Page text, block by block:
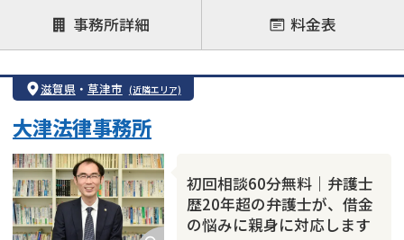
借金返済相談・交渉
自己破産
任意整理
個人再生
時効援用
会社破産・法人破産
カードローン
事務所詳細 料金表
滋賀県 ・ 草津市 (近隣エリア)
初回相談60分無料｜弁護士
歴20年超の弁護士が、借金
の悩みに親身に対応します
大津法律事務所